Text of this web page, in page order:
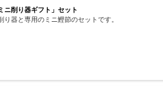
ニ削り器ギフト」セット
器と専用のミニ鰹節のセットです。